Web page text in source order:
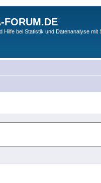
FORUM.DE
Hilfe bei Statistik und Datenanalyse mit